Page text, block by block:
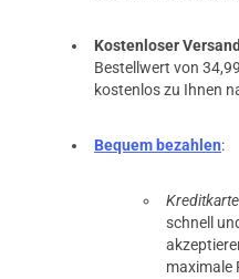
Kostenloser
Bestellwert von
kostenlos zu Ihnen
Bequem bezahlen:
schnell
maximale